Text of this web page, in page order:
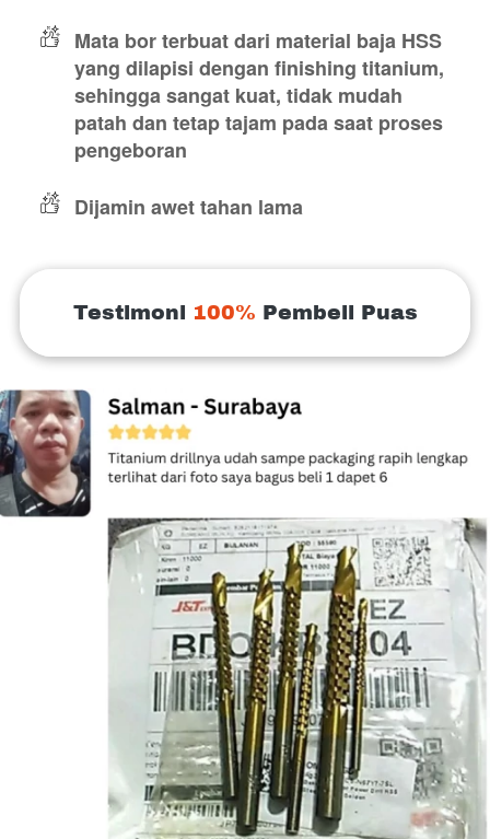
Mata bor terbuat dari material baja HSS
yang dilapisi dengan finishing titanium,
sehingga sangat kuat, tidak mudah
patah dan tetap tajam pada saat proses
pengeboran
Dijamin awet tahan lama
Testimoni 100% Pembeli Puas